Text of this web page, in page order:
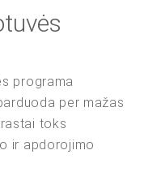
programa
per mažas
toks
ir apdorojimo